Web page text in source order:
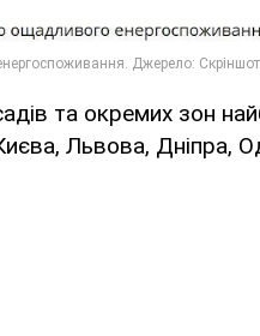
та окремих зон
Львова, Дніпра,